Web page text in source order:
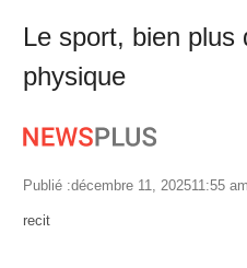
Le sport, bien plus
physique
Publié :décembre 11, 202511:55 am
Author
recit